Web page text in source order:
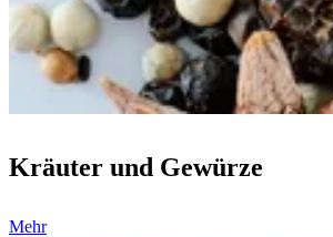
Kräuter und Gewürze
Mehr